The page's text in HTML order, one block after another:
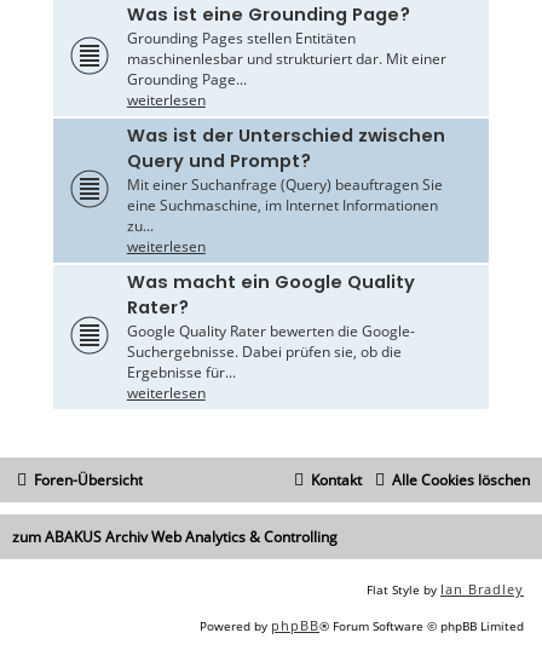
Was ist eine Grounding Page?
Grounding Pages stellen Entitäten
maschinenlesbar und strukturiert dar. Mit einer
Grounding Page...
weiterlesen
Was ist der Unterschied zwischen
Query und Prompt?
Mit einer Suchanfrage (Query) beauftragen Sie
eine Suchmaschine, im Internet Informationen
zu...
weiterlesen
Was macht ein Google Quality
Rater?
Google Quality Rater bewerten die Google-
Suchergebnisse. Dabei prüfen sie, ob die
Ergebnisse für...
weiterlesen
Foren-Übersicht Alle Cookies löschen
Kontakt
zum ABAKUS Archiv Web Analytics & Controlling
Flat Style by Ian Bradley
Powered by phpBB® Forum Software © phpBB Limited